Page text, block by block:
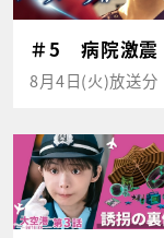
＃5 病院激震
8月4日(火)放送分